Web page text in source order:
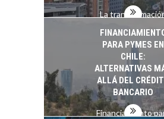
La
recursos humanos
las empresas…
PARA PYMES EN
CHILE:
ALTERNATIVAS
ALLÁ DEL
BANCARIO
Financiamiento